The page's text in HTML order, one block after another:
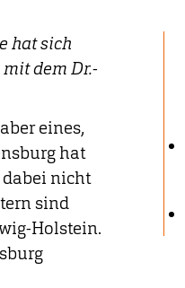
hat sich
dem Dr.-
eines,
hat
nicht
sind
Holstein.